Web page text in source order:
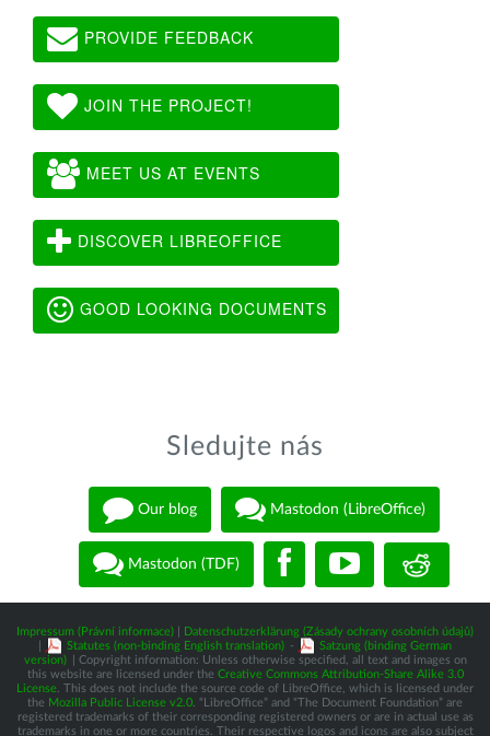
PROVIDE FEEDBACK
JOIN THE PROJECT!
MEET US AT EVENTS
DISCOVER LIBREOFFICE
GOOD LOOKING DOCUMENTS
Sledujte nás
Our blog Mastodon (LibreOffice)
Mastodon (TDF)
Impressum (Právní informace)
Datenschutzerklärung (Zásady ochrany osobních údajů)
Statutes (non-binding English translation) -
Satzung (binding German
version)
| Copyright information: Unless otherwise specified, all text and images on
this website are licensed under the Creative Commons Attribution-Share Alike 3.0
License . This does not include the source code of LibreOffice, which is licensed under
the Mozilla Public License v2.0 . “LibreOffice” and “The Document Foundation” are
registered trademarks of their corresponding registered owners or are in actual use as
trademarks in one or more countries. Their respective logos and icons are also subject